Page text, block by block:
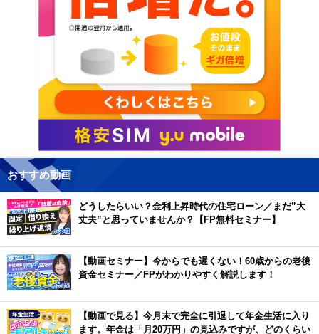
おすすめ動画
どうしたらいい？金利上昇時代の住宅ローン／まだ”大
丈夫”と思っていませんか？【FP無料セミナー】
【動画セミナー】今からでも遅くない！60歳からの老後
資金セミナー／FPがわかりやすく解説します！
【動画で見る】今月末で完全に引退して年金生活に入り
ます。年金は「月20万円」の見込みですが、どのくらい